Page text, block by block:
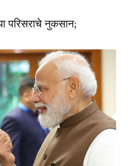
परिसराचे नुकसान;